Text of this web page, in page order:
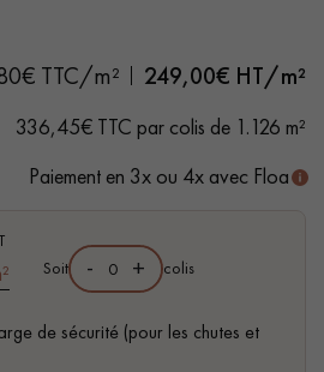
UN PROJET ?
disposition pour vous guider pas à
et la pose de votre parquet.
Parquets vous appelle
mat
des 4 côtés
TTC/m² 249,00€ HT/m²
336,45€ TTC par colis de 1.126 m²
Paiement en 3x ou 4x avec Floa
de sécurité (pour les chutes et
Soit - + colis